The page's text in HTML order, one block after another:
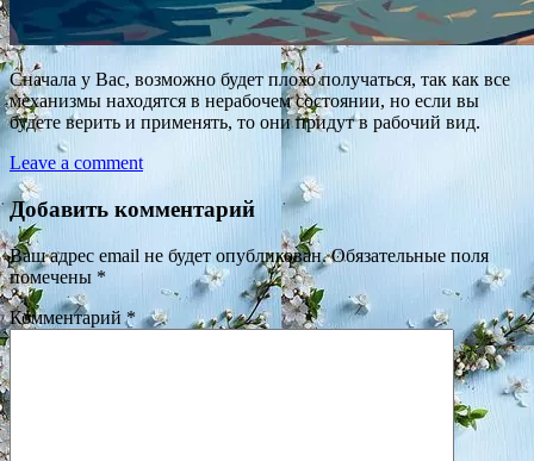
Сначала у Вас, возможно будет плохо получаться, так как все
механизмы находятся в нерабочем состоянии, но если вы
будете верить и применять, то они придут в рабочий вид.
Leave a comment
Добавить комментарий
Ваш адрес email не будет опубликован. Обязательные поля
помечены *
Комментарий*